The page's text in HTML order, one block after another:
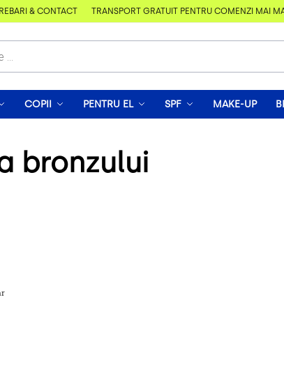
& CONTACT TRANSPORT GRATUIT PENTRU COMENZI MAI
COPII PENTRU EL SPF MAKE-UP
bronzului